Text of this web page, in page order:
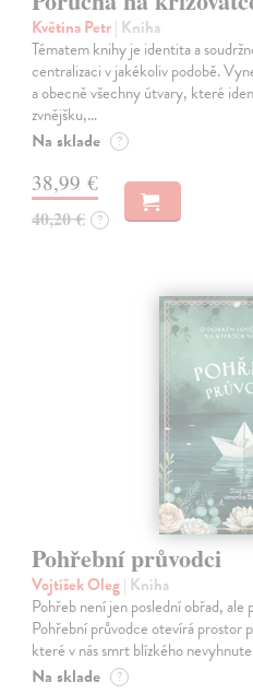
Květina Petr| Kniha
Tématem knihy je identita a
centralizaci v jakékoliv podobě.
a obecně všechny útvary, které
zvnějšku,…
Na sklade ?
38,99 €
40,20 € ?
Pohřební průvodci
Vojtíšek Oleg| Kniha
Pohřeb není jen poslední obřad,
Pohřební průvodce otevírá prostor
které v nás smrt blízkého
Na sklade ?